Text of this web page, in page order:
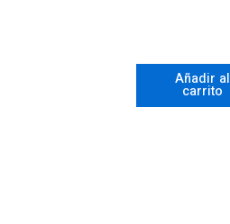
By-
Añadir al
carrito